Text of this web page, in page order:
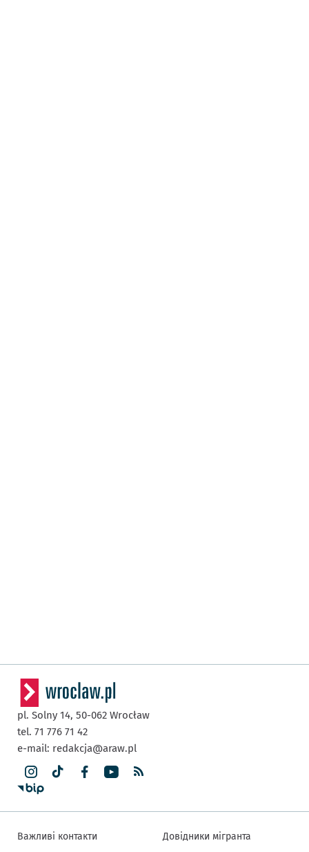
pl. Solny 14, 50-062 Wrocław
tel. 71 776 71 42
e-mail: redakcja@araw.pl
Важливі контакти Довідники мігранта